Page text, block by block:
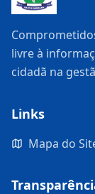
livre à
cidadã na
Links
Mapa do